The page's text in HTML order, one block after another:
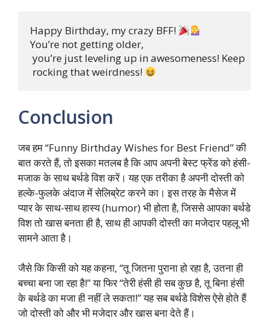
Happy Birthday, my crazy BFF!
You’re not getting older,
you’re just leveling up in awesomeness! Keep
rocking that weirdness!
Conclusion
जब हम “Funny Birthday Wishes for Best Friend” की
बात करते हैं, तो इसका मतलब है कि आप अपनी बेस्ट फ्रेंड को हंसी-
मजाक के साथ बर्थडे विश करें। यह एक तरीका है अपनी दोस्ती को
हल्के-फुलके अंदाज में सेलिब्रेट करने का। इस तरह के मैसेज में
प्यार के साथ-साथ हास्य (humor) भी होता है, जिससे आपका बर्थडे
विश तो खास बनता ही है, साथ ही आपकी दोस्ती का मजेदार पहलू भी
सामने आता है।
जैसे कि किसी को यह कहना, “तू जितना पुराना हो रहा है, उतना ही
बच्चा बना जा रहा है!” या फिर “तेरी हंसी ही सब कुछ है, तू बिना हंसी
के बर्थडे का मजा ही नहीं ले सकता!” यह सब बर्थडे विशेस ऐसे होते हैं
जो दोस्ती को और भी मजेदार और खास बना देते हैं।